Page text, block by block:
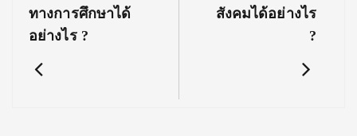
ทางการศึกษาได้
อย่างไร ?
สังคมได้อย่างไร
?